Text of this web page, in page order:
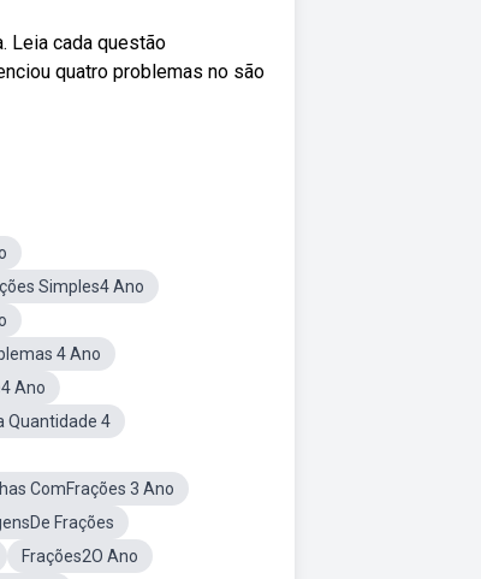
Leia cada questão
quatro problemas no são
Simples4 Ano
4 Ano
Ano
Quantidade 4
ComFrações 3 Ano
Frações
Frações2O Ano